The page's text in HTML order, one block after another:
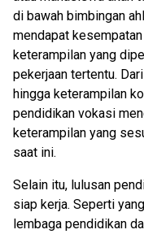
di bawah bimbingan
mendapat
keterampilan yang
pekerjaan tertentu.
hingga keterampilan
pendidikan vokasi
keterampilan yang
saat ini.
Selain itu, lulusan
siap kerja. Seperti
lembaga pendidikan